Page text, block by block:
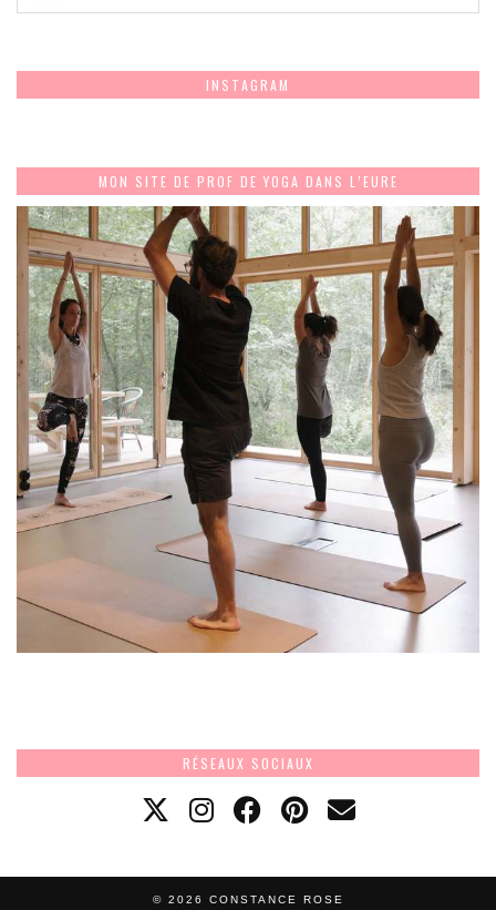
INSTAGRAM
MON SITE DE PROF DE YOGA DANS L’EURE
RÉSEAUX SOCIAUX
© 2026 CONSTANCE ROSE